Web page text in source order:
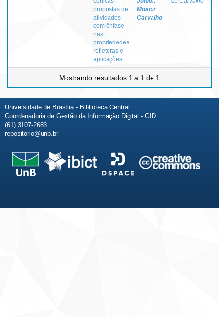
propostas de
atividades
com ênfase
nas
propriedades
refletoras e
aplicações
Moacir
Carvalho
Mostrando resultados 1 a 1 de 1
Universidade de Brasília - Biblioteca Central
Coordenadoria de Gestão da Informação Digital - GID
(61) 3107-2683
repositorio@unb.br